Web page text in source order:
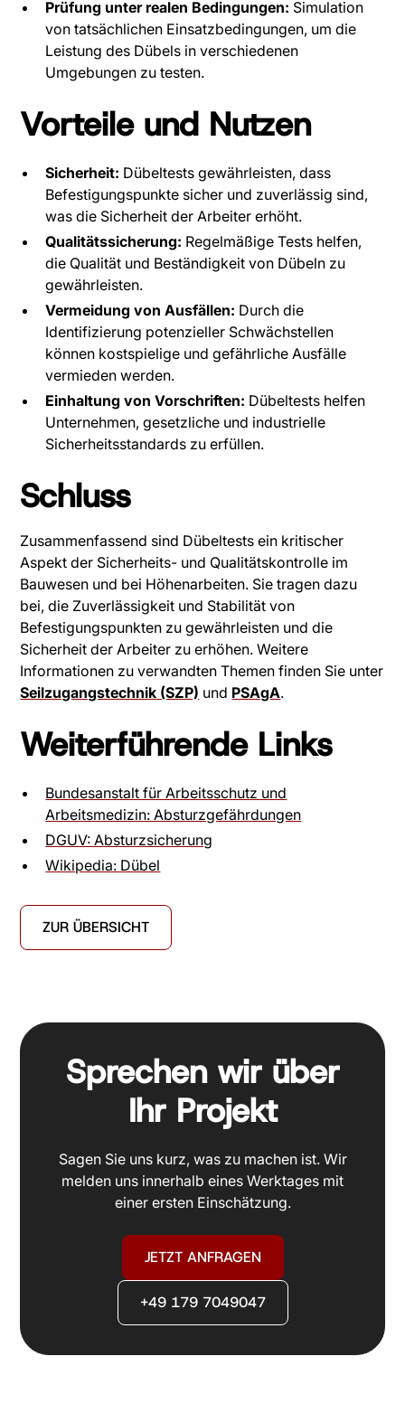
Prüfung unter realen Bedingungen: Simulation
von tatsächlichen Einsatzbedingungen, um die
Leistung des Dübels in verschiedenen
Umgebungen zu testen.
Vorteile und Nutzen
Sicherheit: Dübeltests gewährleisten, dass
Befestigungspunkte sicher und zuverlässig sind,
was die Sicherheit der Arbeiter erhöht.
Qualitätssicherung: Regelmäßige Tests helfen,
die Qualität und Beständigkeit von Dübeln zu
gewährleisten.
Vermeidung von Ausfällen: Durch die
Identifizierung potenzieller Schwächstellen
können kostspielige und gefährliche Ausfälle
vermieden werden.
Einhaltung von Vorschriften: Dübeltests helfen
Unternehmen, gesetzliche und industrielle
Sicherheitsstandards zu erfüllen.
Schluss
Zusammenfassend sind Dübeltests ein kritischer
Aspekt der Sicherheits- und Qualitätskontrolle im
Bauwesen und bei Höhenarbeiten. Sie tragen dazu
bei, die Zuverlässigkeit und Stabilität von
Befestigungspunkten zu gewährleisten und die
Sicherheit der Arbeiter zu erhöhen. Weitere
Informationen zu verwandten Themen finden Sie unter
Seilzugangstechnik (SZP) und PSAgA.
Weiterführende Links
Bundesanstalt für Arbeitsschutz und
Arbeitsmedizin: Absturzgefährdungen
DGUV: Absturzsicherung
Wikipedia: Dübel
ZUR ÜBERSICHT
Sprechen wir über
Ihr Projekt
Sagen Sie uns kurz, was zu machen ist. Wir
melden uns innerhalb eines Werktages mit
einer ersten Einschätzung.
JETZT ANFRAGEN
+49 179 7049047